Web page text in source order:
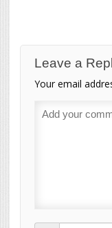
Leave a
Your email